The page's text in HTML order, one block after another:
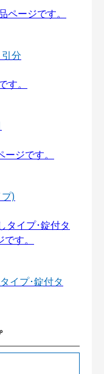
分
)
イプ･錠付タ